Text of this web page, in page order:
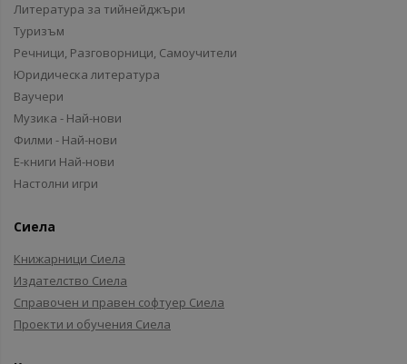
Литература за тийнейджъри
Туризъм
Речници, Разговорници, Самоучители
Юридическа литература
Ваучери
Музика - Най-нови
Филми - Най-нови
Е-книги Най-нови
Настолни игри
Сиела
Книжарници Сиела
Издателство Сиела
Справочен и правен софтуер Сиела
Проекти и обучения Сиела